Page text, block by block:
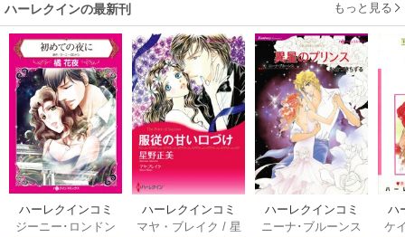
ハーレクインの最新刊 もっと見る
ハーレクインコミ
ックス セット 202
ジーニー･ロンドン
ハーレクインコミ
ックス セット 202
マヤ・ブレイク / 星
ハーレクインコミ
ックス セット 202
ニーナ･ブルーンス
ハ
ッ
ケ